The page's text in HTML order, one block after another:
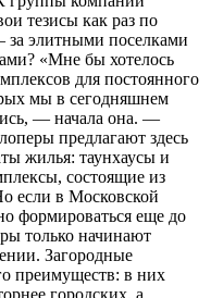
тезисы как раз по
за элитными поселками
«Мне бы хотелось
для постоянного
мы в сегодняшнем
— начала она. —
предлагают здесь
жилья: таунхаусы и
состоящие из
если в Московской
формироваться еще до
только начинают
Загородные
преимуществ: в них
городских, а